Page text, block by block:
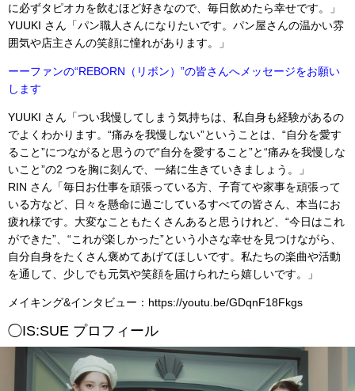
に必ずタピオカを飲むほど好きなので、毎日飲めたら幸せです。」
YUUKI さん「パン職人さんになりたいです。パン屋さんの温かい雰
囲気や店主さんの笑顔に憧れがあります。」
ーーファンの“REBORN（リボン）”の皆さんへメッセージをお願い
します
YUUKI さん「つい我慢してしまう気持ちは、私自身も経験があるの
でよくわかります。“痛みを我慢しない”ということは、“自分を愛す
ること”につながると思うので“自分を愛すること”と“痛みを我慢しな
いこと”の2 つを胸に刻んで、一緒に生きていきましょう。」
RIN さん「毎日お仕事を頑張っている方、子育てや家事を頑張って
いる方など、日々を懸命に過ごしているすべての皆さん、本当にお
疲れ様です。大変なこともたくさんあると思うけれど、“今日はこれ
ができた”、“これが楽しかった”という小さな幸せを見つけながら、
自分自身をたくさん褒めてあげてほしいです。私たちの楽曲や活動
を通して、少しでも元気や笑顔を届けられたら嬉しいです。」
メイキング&インタビュー：https://youtu.be/GDqnF18Fkgs
◯IS:SUE プロフィール